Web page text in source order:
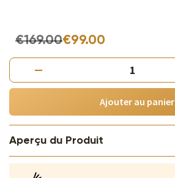
de
GLAMOUR
New
York
Ajouter au panier
€169.00€99.00
Aperçu du Produit